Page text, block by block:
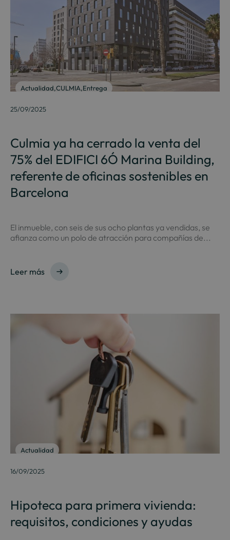
Actualidad,CULMIA,Entrega
25/09/2025
Culmia ya ha cerrado la venta del
75% del EDIFICI 6Ó Marina Building,
referente de oficinas sostenibles en
Barcelona
El inmueble, con seis de sus ocho plantas ya vendidas, se
afianza como un polo de atracción para compañías de...
Leer más
Actualidad
16/09/2025
Hipoteca para primera vivienda:
requisitos, condiciones y ayudas